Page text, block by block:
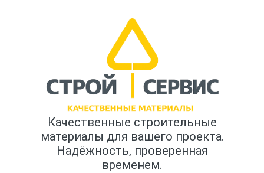
Качественные строительные
материалы для вашего проекта.
Надёжность, проверенная
временем.